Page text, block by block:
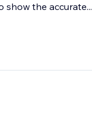
the accurate...